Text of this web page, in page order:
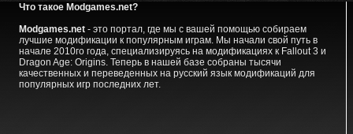
Что такое Modgames.net?
Modgames.net- это портал, где мы с вашей помощью собираем
лучшие модификации к популярным играм. Мы начали свой путь в
начале 2010го года, специализируясь на модификациях к Fallout 3 и
Dragon Age: Origins. Теперь в нашей базе собраны тысячи
качественных и переведенных на русский язык модификаций для
популярных игр последних лет.